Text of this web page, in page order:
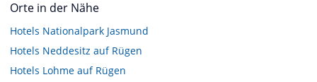
Orte in der Nähe
Hotels Nationalpark Jasmund
Hotels Neddesitz auf Rügen
Hotels Lohme auf Rügen